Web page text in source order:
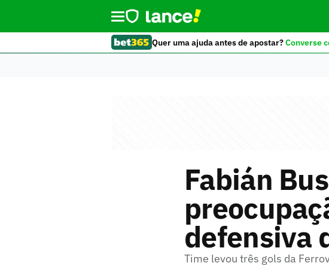
Quer uma ajuda antes de apostar?Converse
Fabián
defensiva
Time levou três gols da